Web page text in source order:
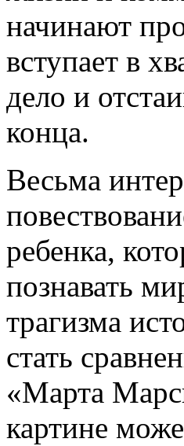
начинают
вступает в
дело и
конца.
Весьма
ребенка,
познавать
трагизма
стать
«Марта
картине